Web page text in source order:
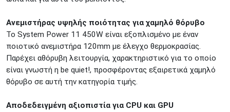
ΚΕΝΤΡΙΚΕΣ ΑΠΟΘΗΚΕΣ
ΘΕΣΣΑΛΟΝΙΚΗ
Πολυτεχνείου
Προσοχή!
Η Διαθεσιμότητα μεταβάλλεται συνεχώς
Διαβάστε εδώ
Ανεμιστήρας υψηλής ποιότητας για χαμηλό θόρυβο
Το System Power 11 450W είναι εξοπλισμένο με έναν
ποιοτικό ανεμιστήρα 120mm με έλεγχο θερμοκρασίας.
Παρέχει αθόρυβη λειτουργία, χαρακτηριστικό για το οποίο
είναι γνωστή η be quiet!, προσφέροντας εξαιρετικά χαμηλό
θόρυβο σε αυτή την κατηγορία τιμής.
Αποδεδειγμένη αξιοπιστία για CPU και GPU